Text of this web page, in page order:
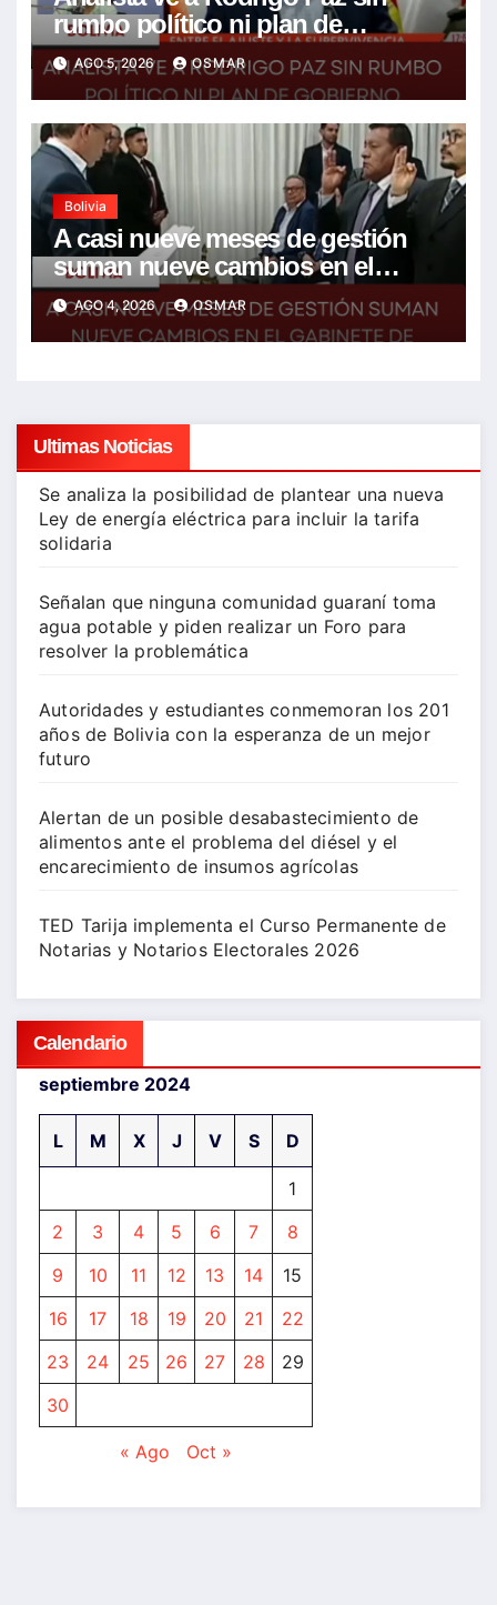
rumbo político ni plan de
gobierno
AGO 5, 2026 OSMAR
Bolivia
A casi nueve meses de gestión
suman nueve cambios en el
gabinete de Rodrigo Paz
AGO 4, 2026 OSMAR
Ultimas Noticias
Se analiza la posibilidad de plantear una nueva
Ley de energía eléctrica para incluir la tarifa
solidaria
Señalan que ninguna comunidad guaraní toma
agua potable y piden realizar un Foro para
resolver la problemática
Autoridades y estudiantes conmemoran los 201
años de Bolivia con la esperanza de un mejor
futuro
Alertan de un posible desabastecimiento de
alimentos ante el problema del diésel y el
encarecimiento de insumos agrícolas
TED Tarija implementa el Curso Permanente de
Notarias y Notarios Electorales 2026
Calendario
septiembre 2024
L M X J V S D
1
2
3 4 5 6 7
8
9
10 11 12 13 14
15
16
17 18 19 20 21
22
23
24 25 26 27 28
29
30
« Ago Oct »